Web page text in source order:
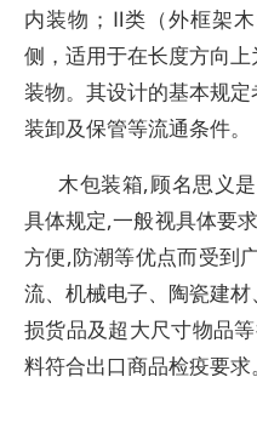
内装物；Ⅱ类（外框架
侧，适用于在长度方向
装物。其设计的基本规定
装卸及保管等流通条件。
木包装箱,顾名思义
具体规定,一般视具体要
方便,防潮等优点而受到
流、机械电子、陶瓷建
损货品及超大尺寸物品
料符合出口商品检疫要求。